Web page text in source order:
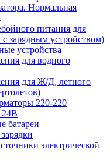
Нормальная
питания для
зарядным устройством)
устройства
для водного
для Ж/Д, летного
220-220
24В
батареи
электрической